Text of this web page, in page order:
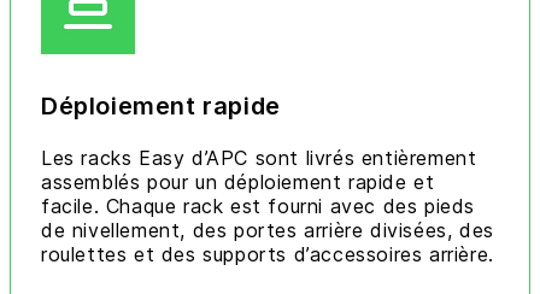
Déploiement rapide
Les racks Easy d’APC sont livrés entièrement
assemblés pour un déploiement rapide et
facile. Chaque rack est fourni avec des pieds
de nivellement, des portes arrière divisées, des
roulettes et des supports d’accessoires arrière.